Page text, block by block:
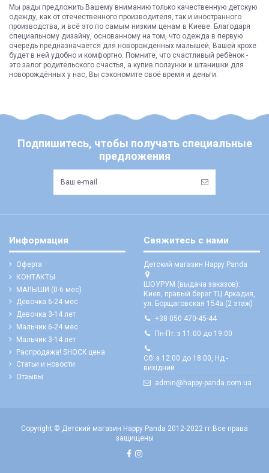
Мы рады предложить Вашему вниманию только качественную детскую
одежду, как от отечественного производителя, так и иностранного
производства, и всё это по самым низким ценам в Киеве. Благодаря
специальному дизайну, основанному на том, что одежда в первую
очередь предназначается для новорождённых малышей, Вашей крохе
будет в ней удобно и комфортно. Помните, что счастливый ребёнок -
это залог родительского счастья, а купив ползунки и штанишки для
новорождённых у нас, Вы сэкономите своё время и деньги.
Подпишитесь, чтобы получать специальные
предложения
Информация
Оферта
КОНТАКТЫ
МАЛЫШИ (0-6 мес)
Девочка 6-24 мес
Девочка 3-14 лет
Мальчик 6-24 мес
Мальчик 3-14 лет
Распродажа! SHOCK цена
Статьи и новости
Отзывы
Свяжитесь с нами
Детский магазин Happy Panda
ШОУРУМ (выдача заказов):
Киев, правый берег ТЦ Аркадия,
ул. Борщаговская 154а (2 этаж)
+38 050 470-45-44
Пн-Пт: з 11:00 до 19:00
Сб: з 12:00 до 18:00, Нд -
вихідний
admin@happy-panda.com.ua
Copyright © Детский магазин Happy Panda 2012-2022 гг. Все права
защищены